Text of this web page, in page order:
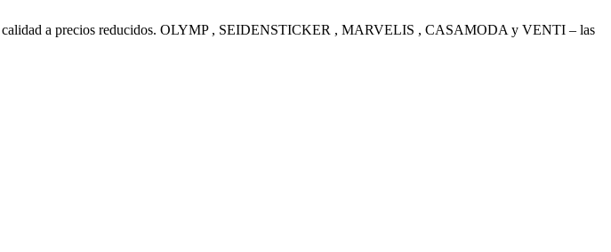
calidad a precios reducidos. OLYMP , SEIDENSTICKER , MARVELIS , CASAMODA y VENTI – las